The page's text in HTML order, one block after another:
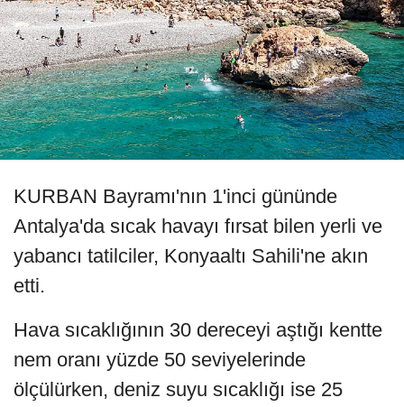
KURBAN Bayramı'nın 1'inci gününde
Antalya'da sıcak havayı fırsat bilen yerli ve
yabancı tatilciler, Konyaaltı Sahili'ne akın
etti.
Hava sıcaklığının 30 dereceyi aştığı kentte
nem oranı yüzde 50 seviyelerinde
ölçülürken, deniz suyu sıcaklığı ise 25